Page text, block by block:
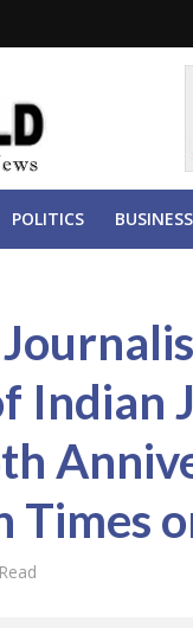
POLITICS BUSINESS
Indian